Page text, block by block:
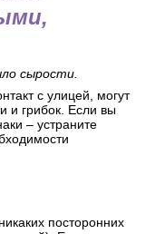
с улицей, могут
и грибок. Если вы
– устраните